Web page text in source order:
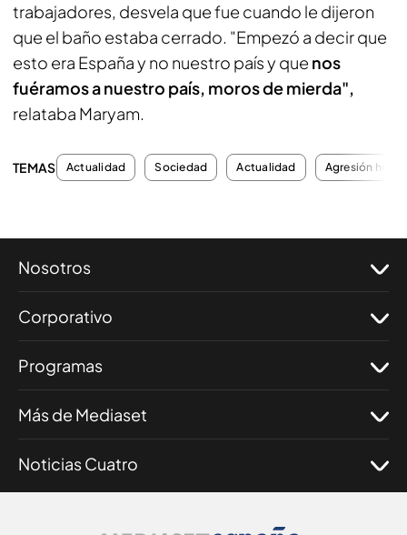
trabajadores, desvela que fue cuando le dijeron
que el baño estaba cerrado. "Empezó a decir que
esto era España y no nuestro país y que nos
fuéramos a nuestro país, moros de mierda",
relataba Maryam.
TEMAS Actualidad Sociedad Actualidad Agresión
Nosotros
Corporativo
Programas
Más de Mediaset
Noticias Cuatro